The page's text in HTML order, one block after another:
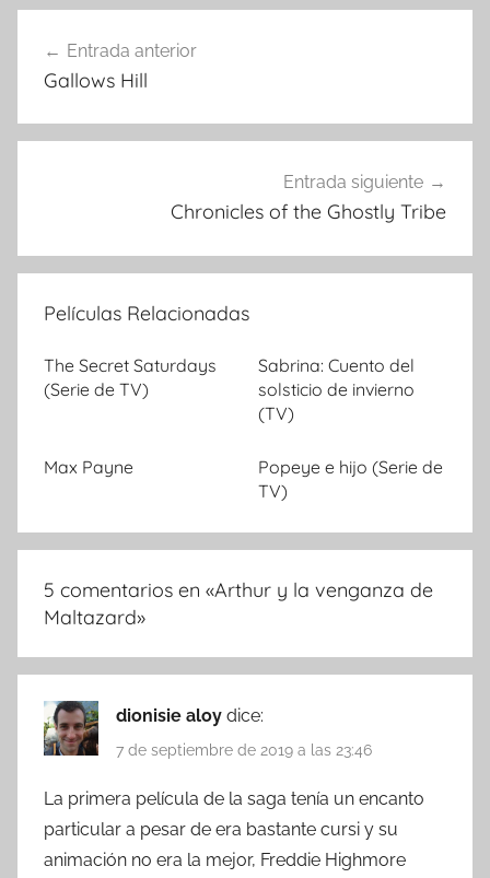
Navegación
de
entradas
Entrada anterior
Gallows Hill
Entrada siguiente
Chronicles of the Ghostly Tribe
Películas Relacionadas
The Secret Saturdays
(Serie de TV)
Sabrina: Cuento del
solsticio de invierno
(TV)
Max Payne
Popeye e hijo (Serie de
TV)
5 comentarios en «Arthur y la venganza de
Maltazard»
dionisie aloy dice:
7 de septiembre de 2019 a las 23:46
La primera película de la saga tenía un encanto
particular a pesar de era bastante cursi y su
animación no era la mejor, Freddie Highmore